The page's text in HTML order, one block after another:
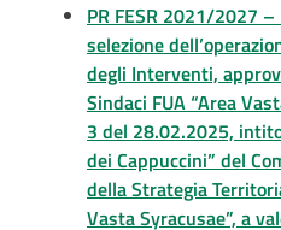
PR FESR 2021/2027
selezione
degli Interventi,
Sindaci FUA “Area
3 del 28.02.2025,
dei Cappuccini” del
della Strategia
Vasta Syracusae”, a